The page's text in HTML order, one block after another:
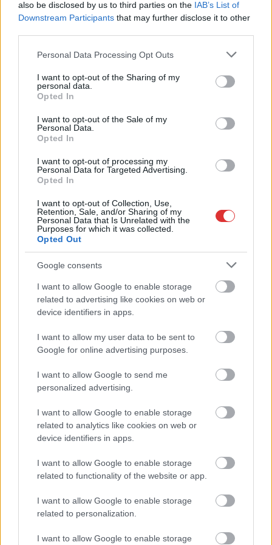
also be disclosed by us to third parties on the IAB’s List of
Downstream Participants that may further disclose it to other
Please note that this website/app uses one or more Google
not limited to your visit or usage behaviour. You may click to
grant or deny consent to Google and its third-party tags to
use your data for below specified purposes in below Google
consent section.
Personal Data Processing Opt Outs
I want to opt-out of the Sharing of my
personal data.
Opted In
I want to opt-out of the Sale of my
Personal Data.
Opted In
I want to opt-out of processing my
Personal Data for Targeted Advertising.
Opted In
I want to opt-out of Collection, Use,
Retention, Sale, and/or Sharing of my
Personal Data that Is Unrelated with the
Purposes for which it was collected.
Opted Out
Google consents
I want to allow Google to enable storage
related to advertising like cookies on web or
device identifiers in apps.
I want to allow my user data to be sent to
Google for online advertising purposes.
I want to allow Google to send me
personalized advertising.
I want to allow Google to enable storage
related to analytics like cookies on web or
device identifiers in apps.
I want to allow Google to enable storage
related to functionality of the website or app.
I want to allow Google to enable storage
related to personalization.
I want to allow Google to enable storage
2025.06.28. Fazekas Adrián
Péntek este, nem
sokkal éjfél előtt
rendőrség, amely
tervezett Budapest
jogerőre emelkedett. Hogy pontosan mire számíthatnak a
résztvevők és mi lesz a hatalom, illetve a rendőrség reakciója,
TOVÁBB OLVASOM
Magyarország budapest büszkeség,Karácsony Gergely,közlemény
rendőrség,tiltás